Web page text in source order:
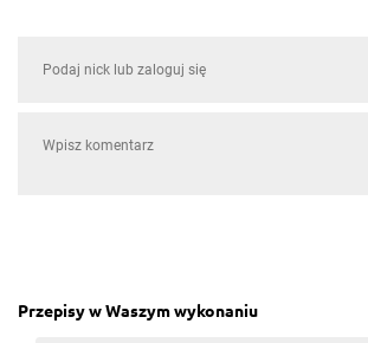
Przepisy w Waszym wykonaniu